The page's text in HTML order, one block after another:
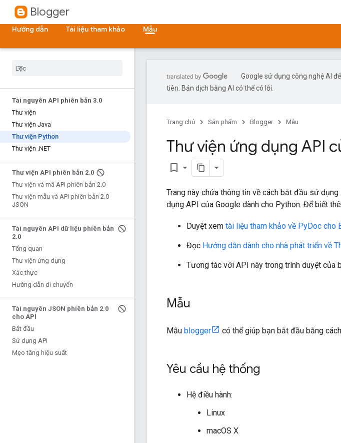
Blogger
Hướng dẫn
Tài liệu tham khảo Mẫu
Tài nguyên API phiên bản 3.0
Thư viện
Thư viện Java
Thư viện Python
Thư viện .NET
Thư viện API phiên bản 2.0
Thư viện và mã API phiên bản 2.0
Thư viện mẫu và API phiên bản 2.0
JSON
Tài nguyên API dữ liệu phiên bản
2.0
Tổng quan
Thư viện ứng dụng
Xác thực
Hướng dẫn di chuyển
Tài nguyên JSON phiên bản 2.0
cho API
Bắt đầu
Sử dụng API
Mẹo tăng hiệu suất
Google sử dụng công nghệ AI
tiên. Bản dịch bằng AI có thể có lỗi.
Trang chủ Sản phẩm Blogger Mẫu
Thư viện ứng dụng API
bookmark_border
Trang này chứa thông tin về cách bắt đầu sử
dụng API của Google dành cho Python. Để biết
Duyệt xem tài liệu tham khảo về PyDoc cho
Đọc Hướng dẫn dành cho nhà phát triển về
Tương tác với API này trong trình duyệt của
Mẫu
Mẫu blogger có thể giúp bạn bắt đầu bằng
Yêu cầu hệ thống
Hệ điều hành:
Linux
macOS X